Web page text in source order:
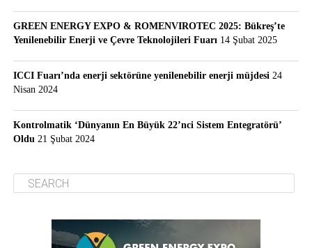
GREEN ENERGY EXPO & ROMENVIROTEC 2025: Bükreş’te
Yenilenebilir Enerji ve Çevre Teknolojileri Fuarı 14 Şubat 2025
ICCI Fuarı’nda enerji sektörüne yenilenebilir enerji müjdesi 24
Nisan 2024
Kontrolmatik ‘Dünyanın En Büyük 22’nci Sistem Entegratörü’
Oldu 21 Şubat 2024